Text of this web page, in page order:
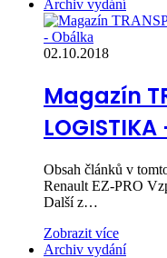
Archiv vydání
02.10.2018
Magazín
Obsah článků v
Renault EZ-PRO
Další z…
Zobrazit více
Archiv vydání